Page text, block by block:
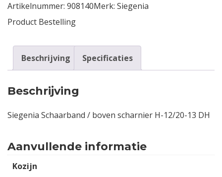
Vacatures
Artikelnummer: 908140Merk: Siegenia
Product Bestelling
Beschrijving Specificaties
Beschrijving
Siegenia Schaarband / boven scharnier H-12/20-13 DH
Aanvullende informatie
Kozijn